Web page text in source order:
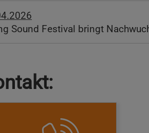
Sound Festival bringt